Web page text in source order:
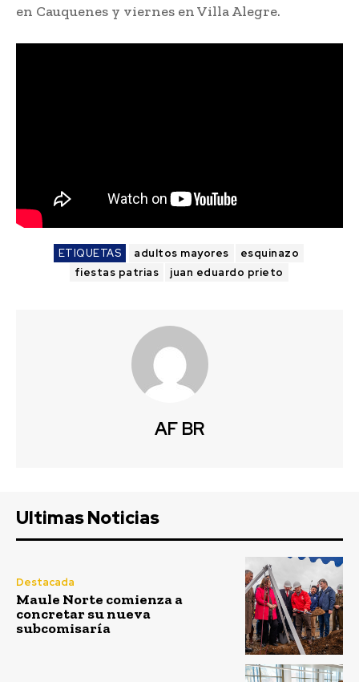
en Cauquenes y viernes en Villa Alegre.
ETIQUETAS adultos mayores
esquinazo
fiestas patrias
juan eduardo prieto
AF BR
Ultimas Noticias
Destacada
Maule Norte comienza a
concretar su nueva
subcomisaría